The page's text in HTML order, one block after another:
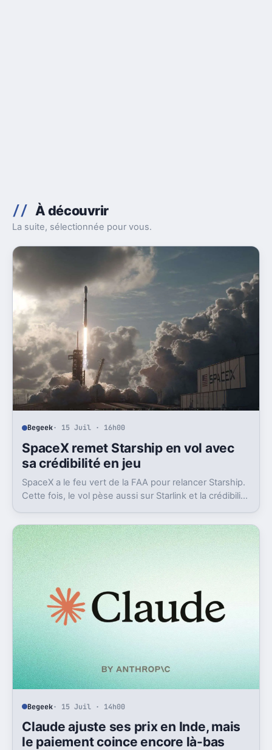
À découvrir
La suite, sélectionnée pour vous.
Begeek· 15 Juil · 16h00
SpaceX remet Starship en vol avec
sa crédibilité en jeu
SpaceX a le feu vert de la FAA pour relancer Starship.
Cette fois, le vol pèse aussi sur Starlink et la crédibilité
Begeek· 15 Juil · 14h00
Claude ajuste ses prix en Inde, mais
le paiement coince encore là-bas